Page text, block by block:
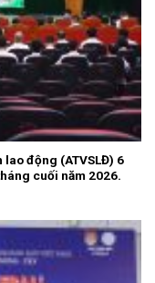
động (ATVSLĐ) 6
cuối năm 2026.